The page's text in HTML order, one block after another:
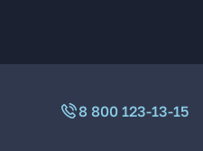
8 800 123-13-15